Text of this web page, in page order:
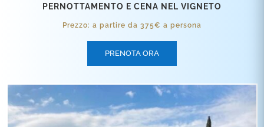
PERNOTTAMENTO E CENA NEL VIGNETO
Prezzo: a partire da 375€ a persona
PRENOTA ORA